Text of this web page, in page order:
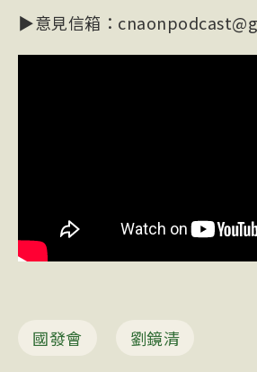
▶意見信箱：
國發會 劉鏡清